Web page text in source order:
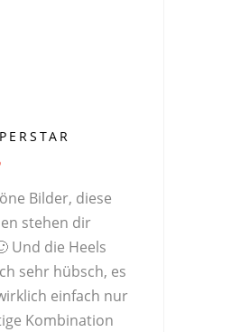
Bilder, diese
stehen dir
Und die Heels
sehr hübsch, es
einfach nur
Kombination